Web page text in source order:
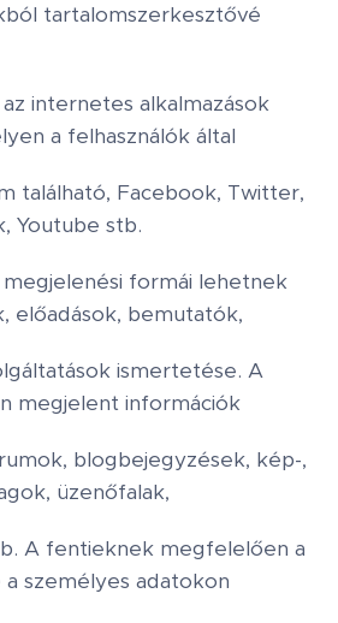
tartalomszerkesztővé
internetes alkalmazások
a felhasználók által
található, Facebook, Twitter,
Youtube stb.
formái lehetnek
előadások, bemutatók,
ismertetése. A
megjelent információk
blogbejegyzések, kép-,
üzenőfalak,
A fentieknek megfelelően a
személyes adatokon